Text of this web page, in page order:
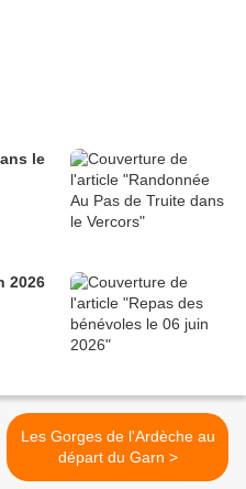
le
2026
Les Gorges de l'Ardèche au
départ du Garn >